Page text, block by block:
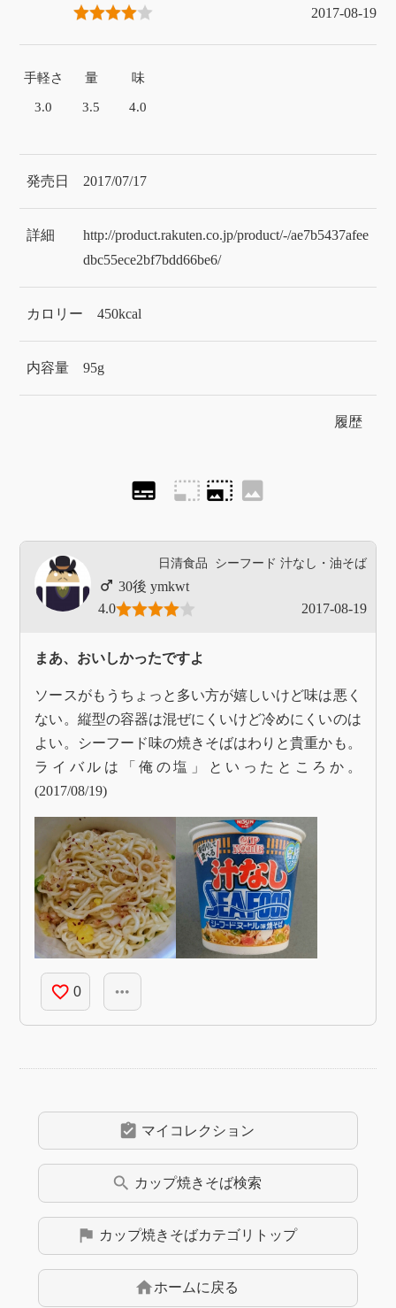
2017-08-19
手軽さ
3.0
量
3.5
味
4.0
発売日 2017/07/17
詳細
http://product.rakuten.co.jp/product/-/ae7b5437afee
dbc55ece2bf7bdd66be6/
カロリー 450kcal
内容量 95g
履歴
subtitles photo_size_select_small photo_size_select_large image
日清食品 シーフード 汁なし・油そば
ymkwt
4.0
2017-08-19
まあ、おいしかったですよ
ソースがもうちょっと多い方が嬉しいけど味は悪く
ない。縦型の容器は混ぜにくいけど冷めにくいのは
よい。シーフード味の焼きそばはわりと貴重かも。
ライバルは「俺の塩」といったところか。
(2017/08/19)
favorite_border 0 more_horiz
assignment_turned_in マイコレクション
search カップ焼きそば検索
flag カップ焼きそばカテゴリトップ
homeホームに戻る